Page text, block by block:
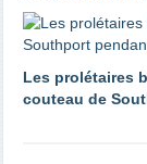
Les prolétaires
couteau de